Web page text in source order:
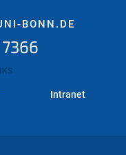
BONN.DE
Intranet